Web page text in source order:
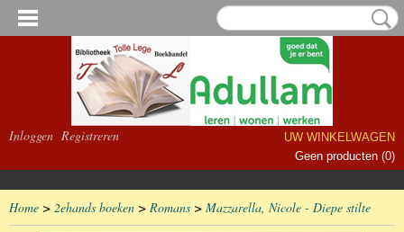
Inloggen Registreren
UW WINKELWAGEN
Geen producten (0)
Home > 2ehands boeken > Romans > Mazzarella, Nicole - Diepe stilte